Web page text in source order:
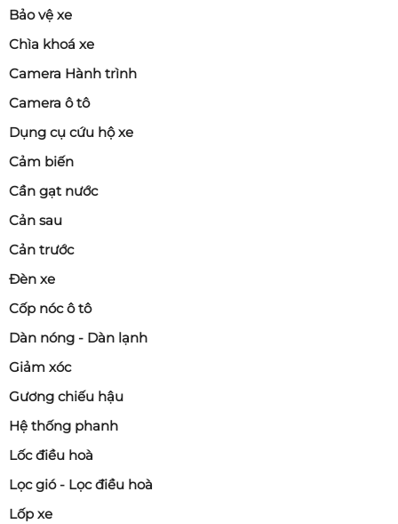
Bảo vệ xe
Chìa khoá xe
Camera Hành trình
Camera ô tô
Dụng cụ cứu hộ xe
Cảm biến
Cần gạt nước
Cản sau
Cản trước
Đèn xe
Cốp nóc ô tô
Dàn nóng - Dàn lạnh
Giảm xóc
Gương chiếu hậu
Hệ thống phanh
Lốc điều hoà
Lọc gió - Lọc điều hoà
Lốp xe